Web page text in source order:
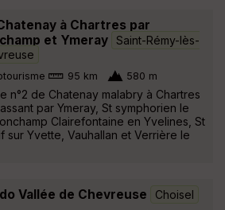
à Chartres par
et Ymeray Saint-Rémy-lès-
95 km 580 m
n°2 de Chatenay malabry à Chartres
par Ymeray, St symphorien le
Clairefontaine en Yvelines, St
sur Yvette, Vauhallan et Verrière le
Vallée de Chevreuse Choisel